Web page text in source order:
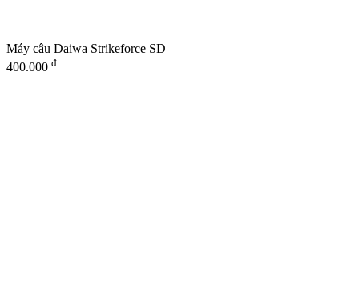
Máy câu Daiwa Strikeforce SD
400.000 đ